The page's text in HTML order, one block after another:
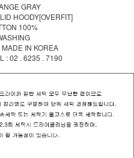
GRAY
HOODY[OVERFIT]
100%
IN KOREA
: 02 . 6235 . 7190